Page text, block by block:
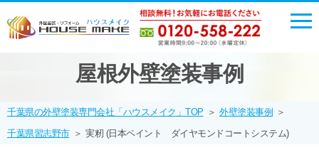
屋根外壁塗装事例
千葉県の外壁塗装専門会社「ハウスメイク」TOP ＞ 外壁塗装事例
＞
千葉県習志野市 ＞ 実籾 (日本ペイント ダイヤモンドコートシステム)